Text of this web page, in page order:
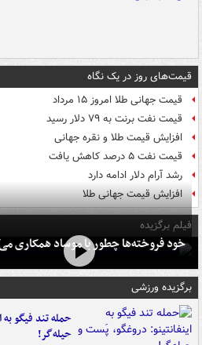
قیمت‌های روز در یک نگاه
قیمت جهانی طلا امروز ۱۵ مرداد
قیمت نفت برنت به ۷۹ دلار رسید
افزایش قیمت طلا و نقره جهانی
قیمت نفت ۵ درصد کاهش یافت
رشد آرام دلار ادامه دارد
افزایش قیمت جهانی طلا
فیلم برگزیده
خود فروخته‌ها چطور با موساد همکاری
برگزیده ورزشی
حمله تند فیگو
حیله‌گر!